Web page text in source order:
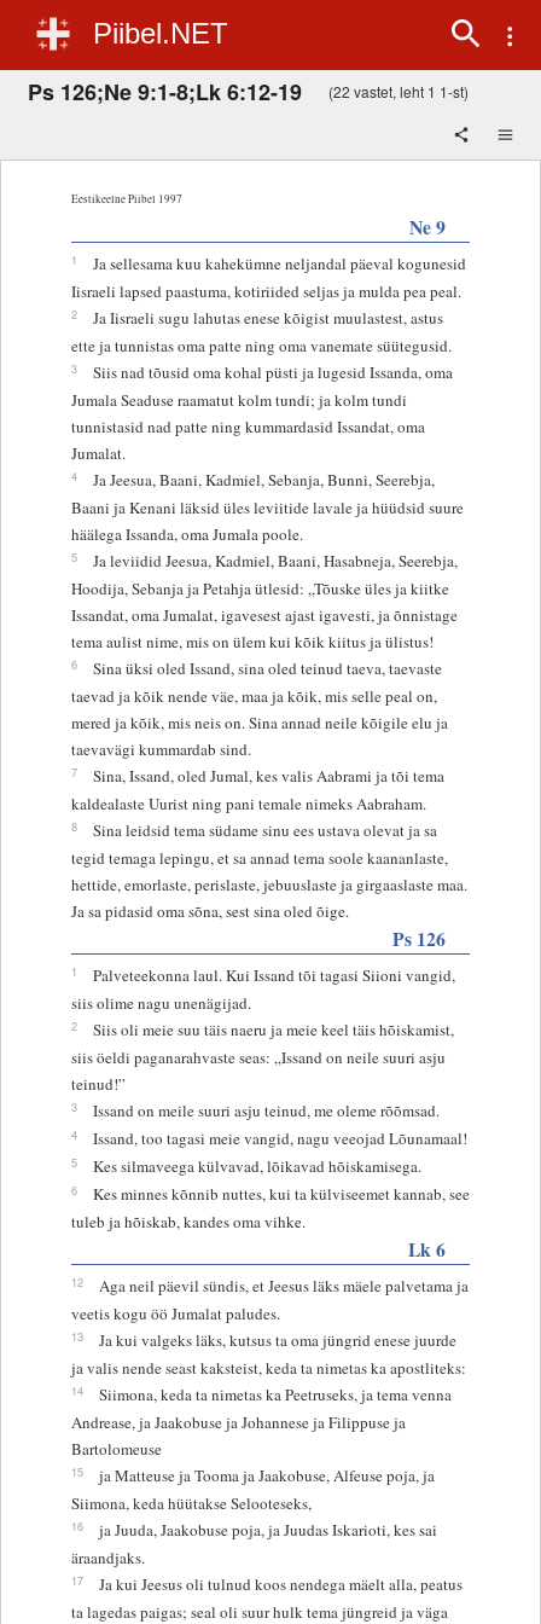
Piibel.NET
Ps 126;Ne 9:1-8;Lk 6:12-19 (22 vastet, leht 1 1-st)
Eestikeelne Piibel 1997
Ne 9
1
Ja sellesama kuu kahekümne neljandal päeval kogunesid
Iisraeli lapsed paastuma, kotiriided seljas ja mulda pea peal.
2
Ja Iisraeli sugu lahutas enese kõigist muulastest, astus
ette ja tunnistas oma patte ning oma vanemate süütegusid.
3
Siis nad tõusid oma kohal püsti ja lugesid Issanda, oma
Jumala Seaduse raamatut kolm tundi; ja kolm tundi
tunnistasid nad patte ning kummardasid Issandat, oma
Jumalat.
4
Ja Jeesua, Baani, Kadmiel, Sebanja, Bunni, Seerebja,
Baani ja Kenani läksid üles leviitide lavale ja hüüdsid suure
häälega Issanda, oma Jumala poole.
5
Ja leviidid Jeesua, Kadmiel, Baani, Hasabneja, Seerebja,
Hoodija, Sebanja ja Petahja ütlesid: „Tõuske üles ja kiitke
Issandat, oma Jumalat, igavesest ajast igavesti, ja õnnistage
tema aulist nime, mis on ülem kui kõik kiitus ja ülistus!
6
Sina üksi oled Issand, sina oled teinud taeva, taevaste
taevad ja kõik nende väe, maa ja kõik, mis selle peal on,
mered ja kõik, mis neis on. Sina annad neile kõigile elu ja
taevavägi kummardab sind.
7
Sina, Issand, oled Jumal, kes valis Aabrami ja tõi tema
kaldealaste Uurist ning pani temale nimeks Aabraham.
8
Sina leidsid tema südame sinu ees ustava olevat ja sa
tegid temaga lepingu, et sa annad tema soole kaananlaste,
hettide, emorlaste, perislaste, jebuuslaste ja girgaaslaste maa.
Ja sa pidasid oma sõna, sest sina oled õige.
Ps 126
1
Palveteekonna laul. Kui Issand tõi tagasi Siioni vangid,
siis olime nagu unenägijad.
2
Siis oli meie suu täis naeru ja meie keel täis hõiskamist,
siis öeldi paganarahvaste seas: „Issand on neile suuri asju
teinud!”
3 Issand on meile suuri asju teinud, me oleme rõõmsad.
4 Issand, too tagasi meie vangid, nagu veeojad Lõunamaal!
5 Kes silmaveega külvavad, lõikavad hõiskamisega.
6
Kes minnes kõnnib nuttes, kui ta külviseemet kannab, see
tuleb ja hõiskab, kandes oma vihke.
Lk 6
12
Aga neil päevil sündis, et Jeesus läks mäele palvetama ja
veetis kogu öö Jumalat paludes.
13
Ja kui valgeks läks, kutsus ta oma jüngrid enese juurde
ja valis nende seast kaksteist, keda ta nimetas ka apostliteks:
14
Siimona, keda ta nimetas ka Peetruseks, ja tema venna
Andrease, ja Jaakobuse ja Johannese ja Filippuse ja
Bartolomeuse
15
ja Matteuse ja Tooma ja Jaakobuse, Alfeuse poja, ja
Siimona, keda hüütakse Selooteseks,
16
ja Juuda, Jaakobuse poja, ja Juudas Iskarioti, kes sai
äraandjaks.
17
Ja kui Jeesus oli tulnud koos nendega mäelt alla, peatus
ta lagedas paigas; seal oli suur hulk tema jüngreid ja väga